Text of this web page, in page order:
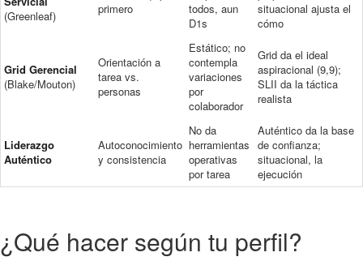
(Greenleaf)
primero
todos, aun
D1s
situacional ajusta el
cómo
Grid Gerencial
(Blake/Mouton)
Orientación a
tarea vs.
personas
Estático; no
contempla
variaciones
por
colaborador
Grid da el ideal
aspiracional (9,9);
SLII da la táctica
realista
Liderazgo
Auténtico
Autoconocimiento
y consistencia
No da
herramientas
operativas
por tarea
Auténtico da la base
de confianza;
situacional, la
ejecución
¿Qué hacer según tu perfil?